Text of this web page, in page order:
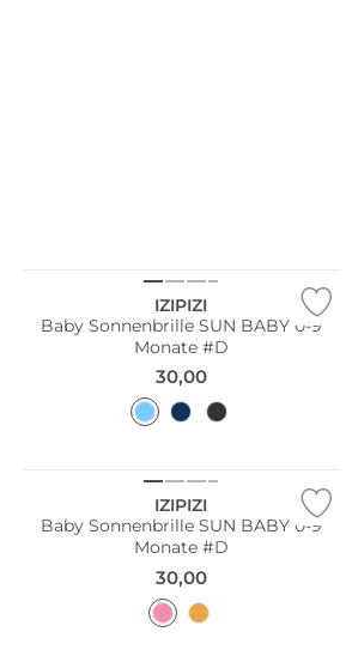
IZIPIZI
Baby Sonnenbrille SUN BABY 0-9
Monate #D
30,00
IZIPIZI
Baby Sonnenbrille SUN BABY 0-9
Monate #D
30,00